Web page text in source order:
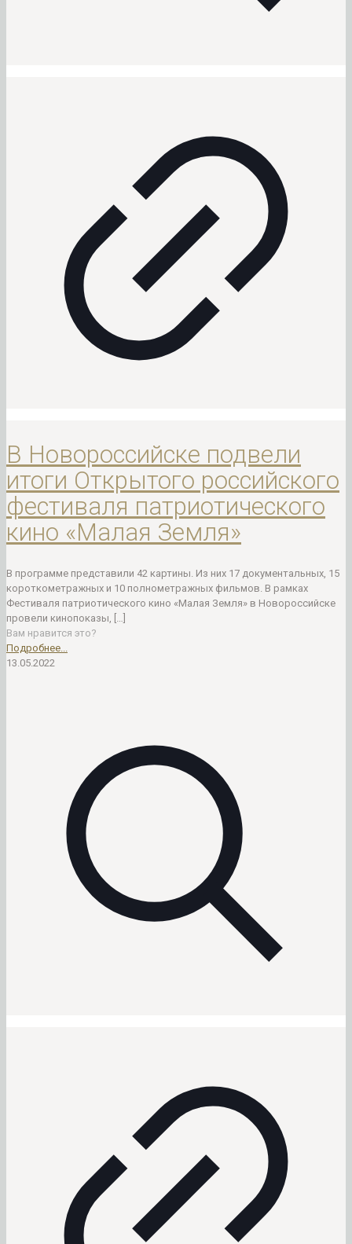
В Новороссийске подвели
итоги Открытого российского
фестиваля патриотического
кино «Малая Земля»
В программе представили 42 картины. Из них 17 документальных, 15
короткометражных и 10 полнометражных фильмов. В рамках
Фестиваля патриотического кино «Малая Земля» в Новороссийске
провели кинопоказы, […]
Вам нравится это?
Подробнее...
13.05.2022